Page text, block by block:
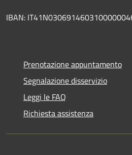
IBAN:
Prenotazione appuntamento
Segnalazione disservizio
Leggi le FAQ
Richiesta assistenza